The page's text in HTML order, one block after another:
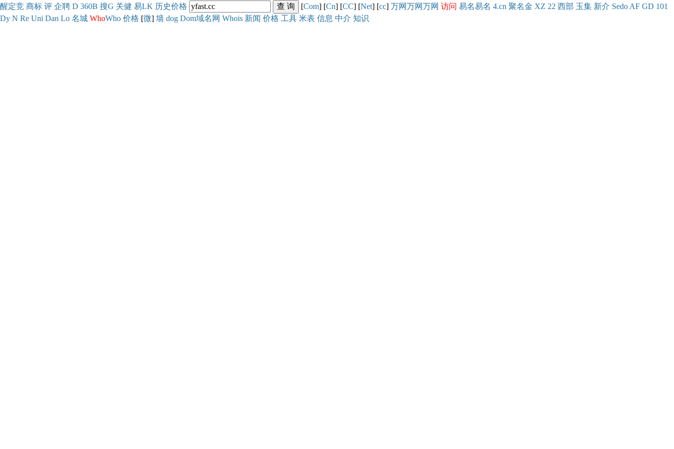
醒定竞 商标 评 企聘 D 360B 搜G 关健 易LK 历史价格 [Com] [Cn] [CC] [Net] [cc] 万网万网万网 访问 易名易名 4.cn 聚名金 XZ 22 西部 玉集 新介 Sedo AF GD 101
Dy N Re Uni Dan Lo 名城 WhoWho 价格 [微] 墙 dog Dom域名网 Whois 新闻 价格 工具 米表 信息 中介 知识